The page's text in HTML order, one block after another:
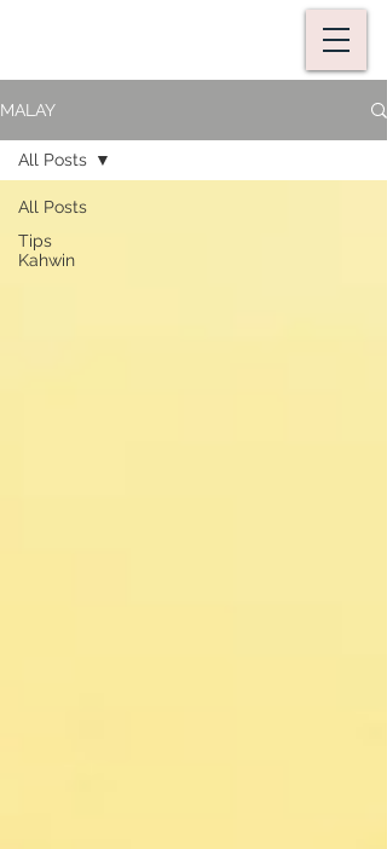
MALAY
All Posts
Tips
Kahwin
All Posts